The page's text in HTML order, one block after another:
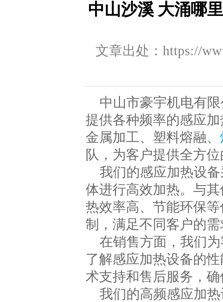
中山沙溪 大涌哪
文章出处：https://
中山市豪宇机电有
提供各种频率的感应
金属加工、塑料熔融、
队，为客户提供全方
我们的感应加热设
体进行高效加热。与
热效率高、节能环保
制，满足不同客户的需
在销售方面，我们
了解感应加热设备的
术支持和售后服务，
我们的高频感应加